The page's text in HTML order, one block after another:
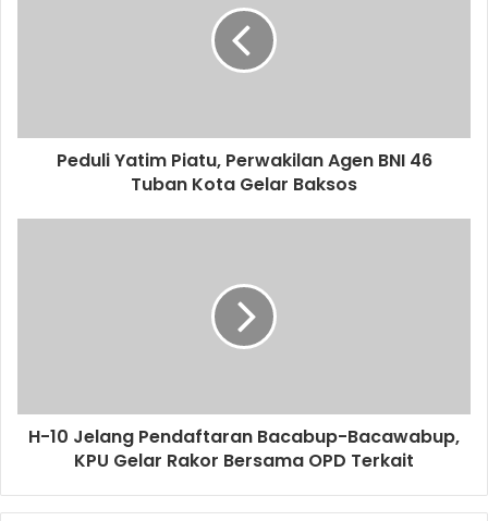
d
Peduli Yatim Piatu, Perwakilan Agen BNI 46
Tuban Kota Gelar Baksos
H-10 Jelang Pendaftaran Bacabup-Bacawabup,
KPU Gelar Rakor Bersama OPD Terkait